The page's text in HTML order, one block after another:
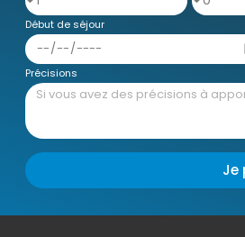
Début de séjour
Précisions
Je